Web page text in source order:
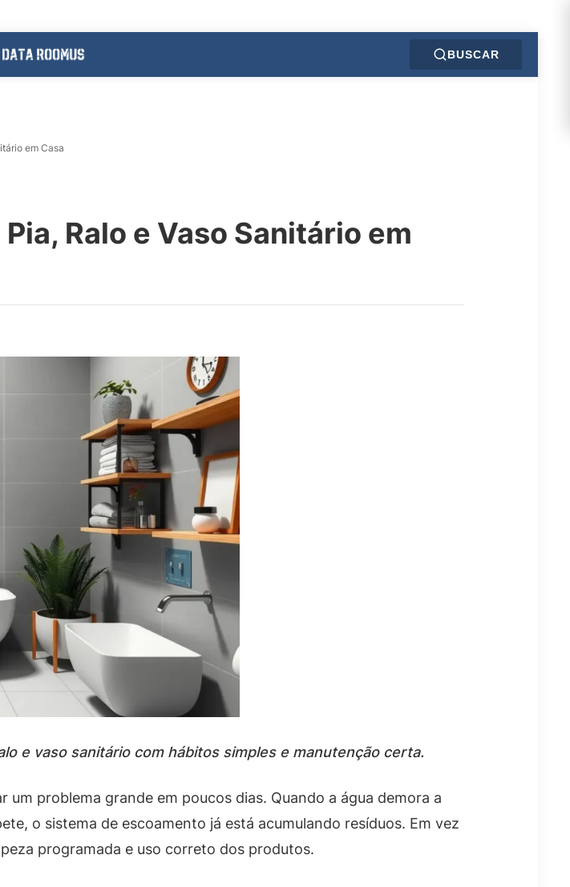
BUSCAR
em Casa
Ralo e Vaso Sanitário em
e vaso sanitário com hábitos simples e manutenção certa.
problema grande em poucos dias. Quando a água demora a
o sistema de escoamento já está acumulando resíduos. Em vez
programada e uso correto dos produtos.